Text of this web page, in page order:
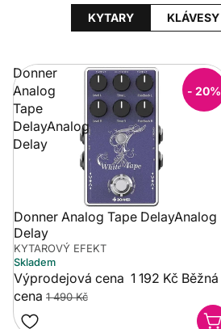
KYTARY KLÁVESY
Donner
Analog
Tape
DelayAnalog
Delay
- 20%
Donner Analog Tape DelayAnalog
Delay
KYTAROVÝ EFEKT
Skladem
Výprodejová cena 1 192 Kč Běžná
cena 1 490 Kč